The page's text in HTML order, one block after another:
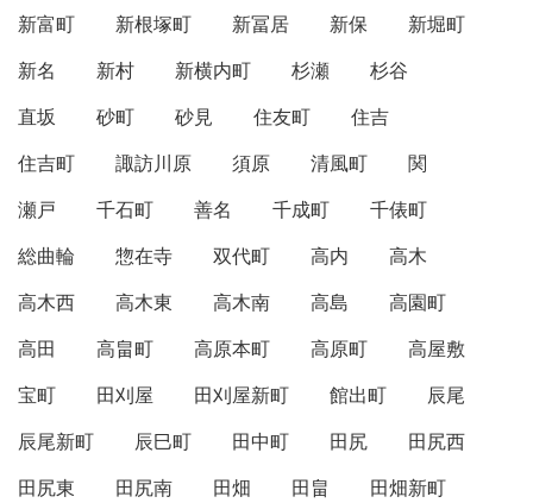
新富町
新根塚町 新冨居 新保
新堀町
新名
新村 新横内町 杉瀬
杉谷
直坂
砂町 砂見 住友町
住吉
住吉町
諏訪川原 須原 清風町
関
瀬戸
千石町 善名 千成町
千俵町
総曲輪
惣在寺 双代町 高内
高木
高木西
高木東 高木南 高島
高園町
高田
高畠町 高原本町 高原町
高屋敷
宝町
田刈屋 田刈屋新町 館出町
辰尾
辰尾新町
辰巳町 田中町 田尻
田尻西
田尻東
田尻南 田畑 田畠
田畑新町